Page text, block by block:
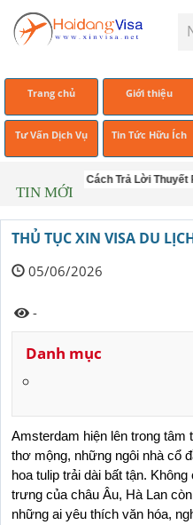
Trang chủ Giới thiệu
Tư Vấn Dịch Vụ Tin Tức Hữu Ích
TIN MỚI
Gặp Và Cách Trả Lời Thuyết Phục
THỦ TỤC XIN VISA DU
05/06/2026
-
Danh mục
Amsterdam hiện lên trong
thơ mộng, những ngôi nhà cổ
hoa tulip trải dài bất tận.
trưng của châu Âu, Hà Lan
những ai yêu thích văn hóa,